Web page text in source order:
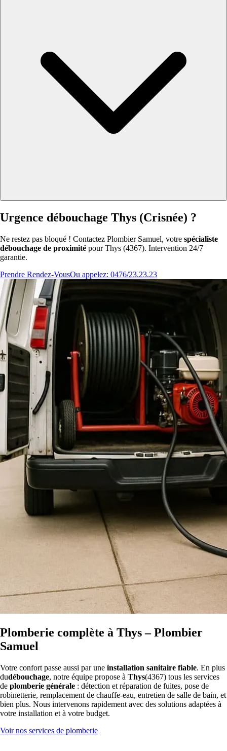
Urgence débouchage Thys (Crisnée) ?
Ne restez pas bloqué ! Contactez Plombier Samuel, votre spécialiste
débouchage de proximité pour Thys (4367). Intervention 24/7
garantie.
Prendre Rendez-VousOu appelez: 0476/23.23.23
Plomberie complète à Thys – Plombier
Samuel
Votre confort passe aussi par une installation sanitaire fiable. En plus
dudébouchage, notre équipe propose à Thys(4367) tous les services
de plomberie générale : détection et réparation de fuites, pose de
robinetterie, remplacement de chauffe-eau, entretien de salle de bain, et
bien plus. Nous intervenons rapidement avec des solutions adaptées à
votre installation et à votre budget.
Voir nos services de plomberie